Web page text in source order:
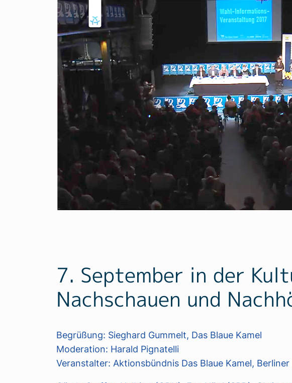
7. September in der
Nachschauen und
Begrüßung: Sieghard Gummelt, Das Blaue Kamel
Moderation: Harald Pignatelli
Veranstalter: Aktionsbündnis Das Blaue Kamel,